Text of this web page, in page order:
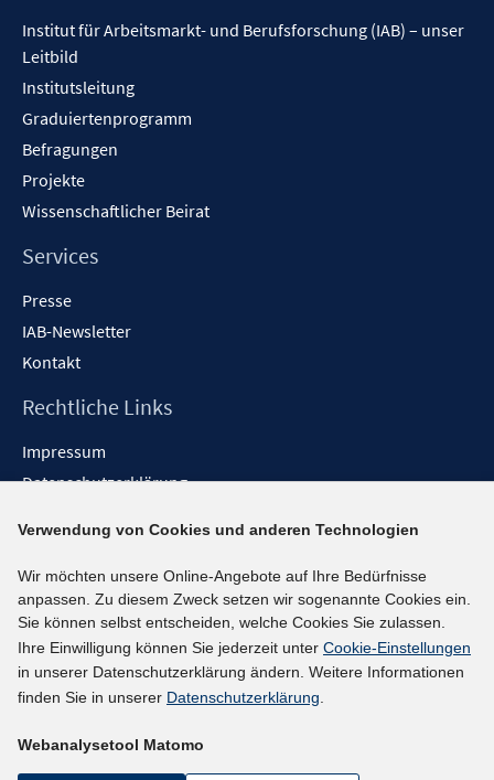
Institut für Arbeitsmarkt- und Berufsforschung (IAB) – unser
Leitbild
Institutsleitung
Graduiertenprogramm
Befragungen
Projekte
Wissenschaftlicher Beirat
Services
Presse
IAB-Newsletter
Kontakt
Rechtliche Links
Impressum
Datenschutzerklärung
Barrieren melden
Social-Media-Kanäle
BlueSky
YouTube
LinkedIn
kununu
Verwendung von Cookies und anderen Technologien
Wir möchten unsere Online-Angebote auf Ihre Bedürfnisse
anpassen. Zu diesem Zweck setzen wir sogenannte Cookies ein.
Sie können selbst entscheiden, welche Cookies Sie zulassen.
Ihre Einwilligung können Sie jederzeit unter Cookie-Einstellungen
in unserer Datenschutzerklärung ändern. Weitere Informationen
finden Sie in unserer Datenschutzerklärung.
Webanalysetool Matomo